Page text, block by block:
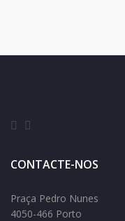
CONTACTE-NOS
Praça Pedro Nunes
4050-466 Porto